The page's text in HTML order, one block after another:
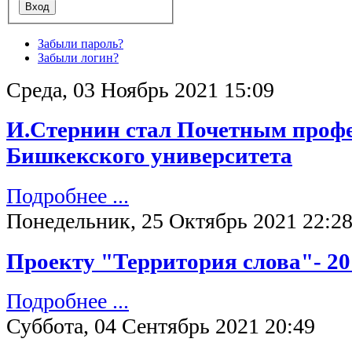
Забыли пароль?
Забыли логин?
Среда, 03 Ноябрь 2021 15:09
И.Стернин стал Почетным
Бишкекского университета
Подробнее ...
Понедельник, 25 Октябрь 2021 22:28
Проекту "Территория слова"- 20
Подробнее ...
Суббота, 04 Сентябрь 2021 20:49